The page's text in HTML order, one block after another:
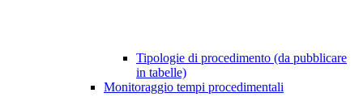
Tipologie di procedimento (da pubblicare
in tabelle)
Monitoraggio tempi procedimentali